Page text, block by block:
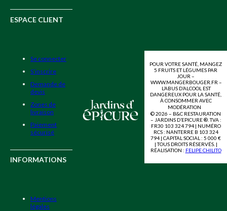
ESPACE CLIENT
Se connecter
S’inscrire
Demande de
devis
Zones de
livraison
Paiement
sécurisé
INFORMATIONS
Mentions
légales
POUR VOTRE SANTÉ, MANGEZ
5 FRUITS ET LÉGUMES PAR
JOUR –
WWW.MANGERBOUGER.FR –
L’ABUS D’ALCOOL EST
DANGEREUX POUR LA SANTÉ,
À CONSOMMER AVEC
MODÉRATION
© 2026 – B&C RESTAURATION
– JARDINS D’EPICURE ®. TVA :
FR30 103 324 794 | NUMÉRO
RCS : NANTERRE B 103 324
794 | CAPITAL SOCIAL : 5 000 €
| TOUS DROITS RÉSERVÉS. |
RÉALISATION : FELIPE CHILITO